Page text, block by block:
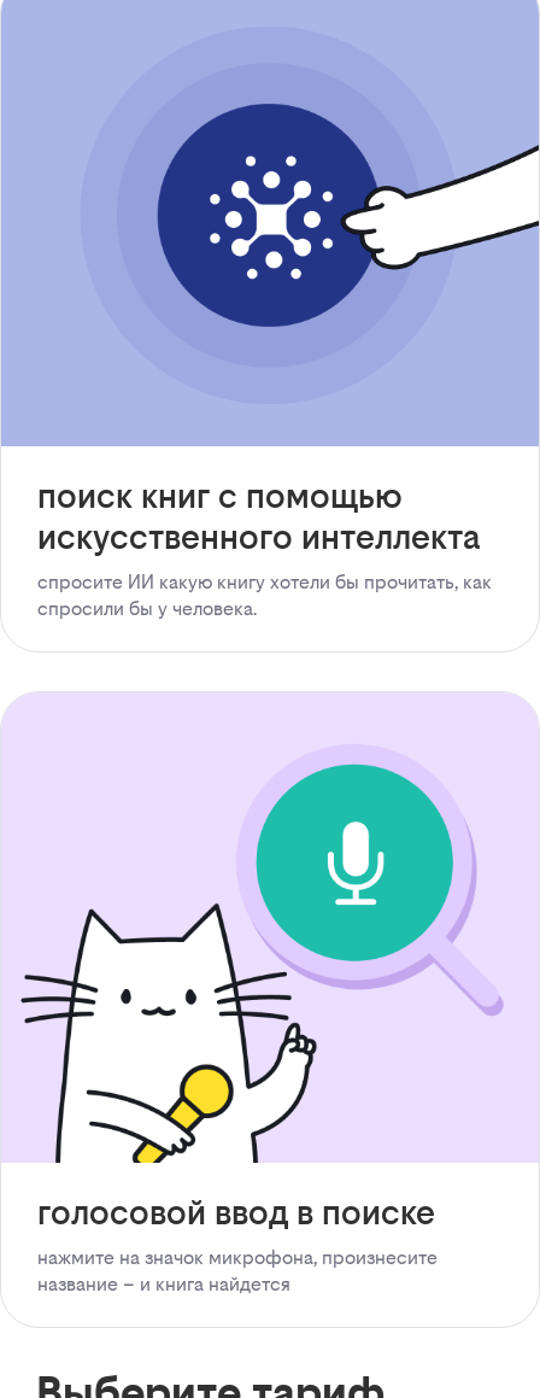
поиск книг с помощью
искусственного интеллекта
спросите ИИ какую книгу хотели бы прочитать, как
спросили бы у человека.
голосовой ввод в поиске
нажмите на значок микрофона, произнесите
название – и книга найдется